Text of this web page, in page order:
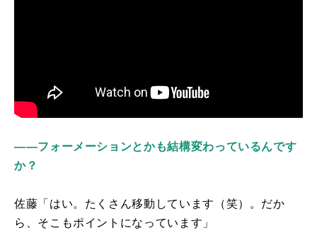
――フォーメーションとかも結構変わっているんです
か？
佐藤「はい。たくさん移動しています（笑）。だか
ら、そこもポイントになっています」